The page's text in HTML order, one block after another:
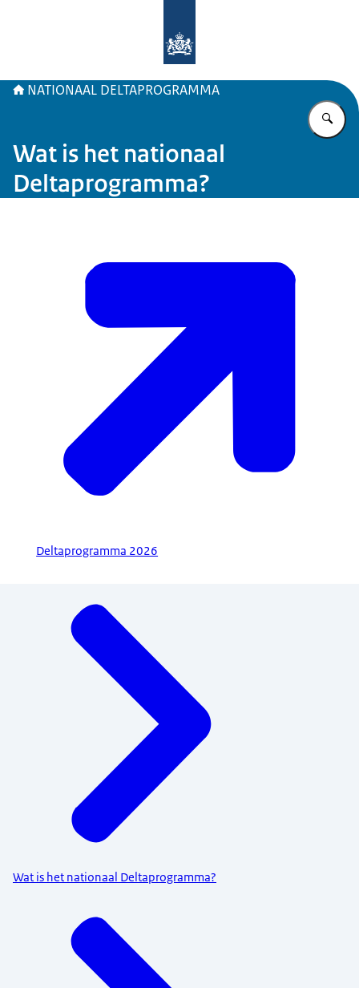
NATIONAAL DELTAPROGRAMMA
Wat is het nationaal
Deltaprogramma?
Deltaprogramma 2026
Wat is het nationaal Deltaprogramma?